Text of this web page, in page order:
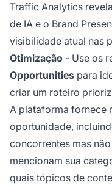
Traffic Analytics
de IA e o Brand
visibilidade atual nas
Otimização - Use os
Opportunities para
criar um roteiro
A plataforma fornece
oportunidade,
concorrentes mas
mencionam sua
quais tópicos de